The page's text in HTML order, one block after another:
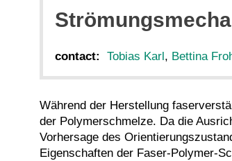
contact: Tobias Karl , Bettina
Während der Herstellung
der Polymerschmelze. Da die
Vorhersage des
Eigenschaften der Faser-Polymer-